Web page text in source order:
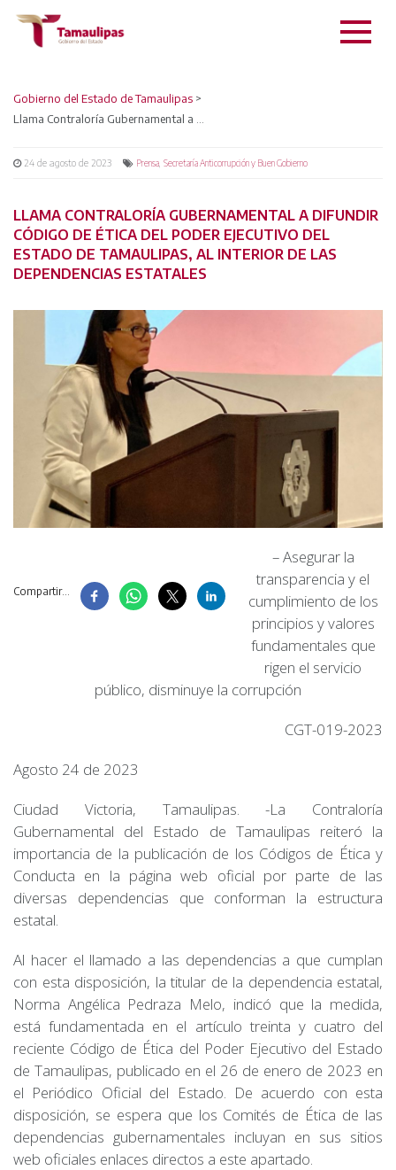
Gobierno del Estado de Tamaulipas >
24 de agosto de 2023 Prensa Secretaría Anticorrupción y Buen Gobierno
LLAMA CONTRALORÍA GUBERNAMENTAL A DIFUNDIR
CÓDIGO DE ÉTICA DEL PODER EJECUTIVO DEL
ESTADO DE TAMAULIPAS, AL INTERIOR DE LAS
DEPENDENCIAS ESTATALES
Compartir...
– Asegurar la
transparencia y el
cumplimiento de los
principios y valores
fundamentales que
rigen el servicio
público, disminuye la corrupción
CGT-019-2023
Agosto 24 de 2023
Ciudad Victoria, Tamaulipas. -La Contraloría
Gubernamental del Estado de Tamaulipas reiteró la
importancia de la publicación de los Códigos de Ética y
Conducta en la página web oficial por parte de las
diversas dependencias que conforman la estructura
estatal.
Al hacer el llamado a las dependencias a que cumplan
con esta disposición, la titular de la dependencia estatal,
Norma Angélica Pedraza Melo, indicó que la medida,
está fundamentada en el artículo treinta y cuatro del
reciente Código de Ética del Poder Ejecutivo del Estado
de Tamaulipas, publicado en el 26 de enero de 2023 en
el Periódico Oficial del Estado. De acuerdo con esta
disposición, se espera que los Comités de Ética de las
dependencias gubernamentales incluyan en sus sitios
web oficiales enlaces directos a este apartado.